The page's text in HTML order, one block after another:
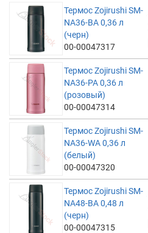
Термос Zojirushi SM-
NA36-BA 0,36 л
(черн)
00-00047317
Термос Zojirushi SM-
NA36-PA 0,36 л
(розовый)
00-00047314
Термос Zojirushi SM-
NA36-WA 0,36 л
(белый)
00-00047320
Термос Zojirushi SM-
NA48-BA 0,48 л
(черн)
00-00047315